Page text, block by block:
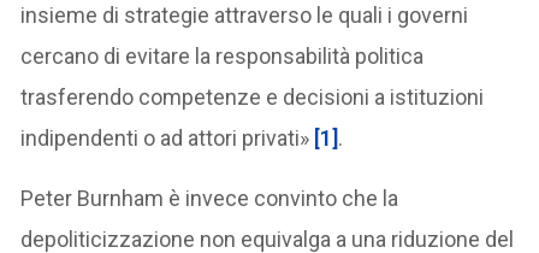
insieme di strategie attraverso le quali i governi
cercano di evitare la responsabilità politica
trasferendo competenze e decisioni a istituzioni
indipendenti o ad attori privati» [1].
Peter Burnham è invece convinto che la
depoliticizzazione non equivalga a una riduzione del